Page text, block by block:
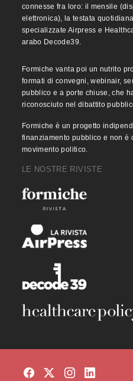
connesse fra loro: il mensile
elettronica), la testata
specializzate Airpress e
arabo Decode39.
Formiche vanta poi un nutrito
formati di convegni, webinair,
pubblico e a porte chiuse, che
riconosciuto nel dibattito
Formiche è un progetto
finanziamento pubblico e non è
movimento politico.
LE NOSTRE RIVISTE